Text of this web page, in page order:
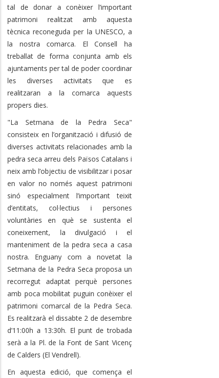
tal de donar a conèixer l’important
patrimoni realitzat amb aquesta
tècnica reconeguda per la UNESCO, a
la nostra comarca. El Consell ha
treballat de forma conjunta amb els
ajuntaments per tal de poder coordinar
les diverses activitats que es
realitzaran a la comarca aquests
propers dies.
"La Setmana de la Pedra Seca"
consisteix en l’organització i difusió de
diverses activitats relacionades amb la
pedra seca arreu dels Països Catalans i
neix amb l’objectiu de visibilitzar i posar
en valor no només aquest patrimoni
sinó especialment l’important teixit
d’entitats, col·lectius i persones
voluntàries en què se sustenta el
coneixement, la divulgació i el
manteniment de la pedra seca a casa
nostra. Enguany com a novetat la
Setmana de la Pedra Seca proposa un
recorregut adaptat perquè persones
amb poca mobilitat puguin conèixer el
patrimoni comarcal de la Pedra Seca.
Es realitzarà el dissabte 2 de desembre
d’11:00h a 13:30h. Elpunt de trobada
serà a la Pl. de la Font de Sant Vicenç
de Calders (El Vendrell).
En aquesta edició, que comença el